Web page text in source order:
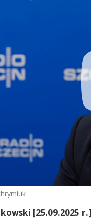
[25.09.2025 r.]